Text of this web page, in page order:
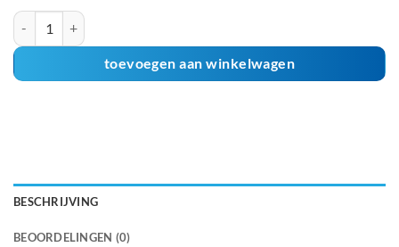
OV-hanger figuur Merry Christmas aantal
toevoegen aan winkelwagen
BESCHRIJVING
BEOORDELINGEN (0)